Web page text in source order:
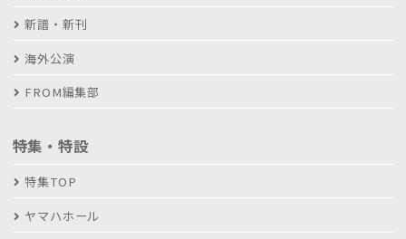
新譜・新刊
海外公演
FROM編集部
特集・特設
特集TOP
ヤマハホール